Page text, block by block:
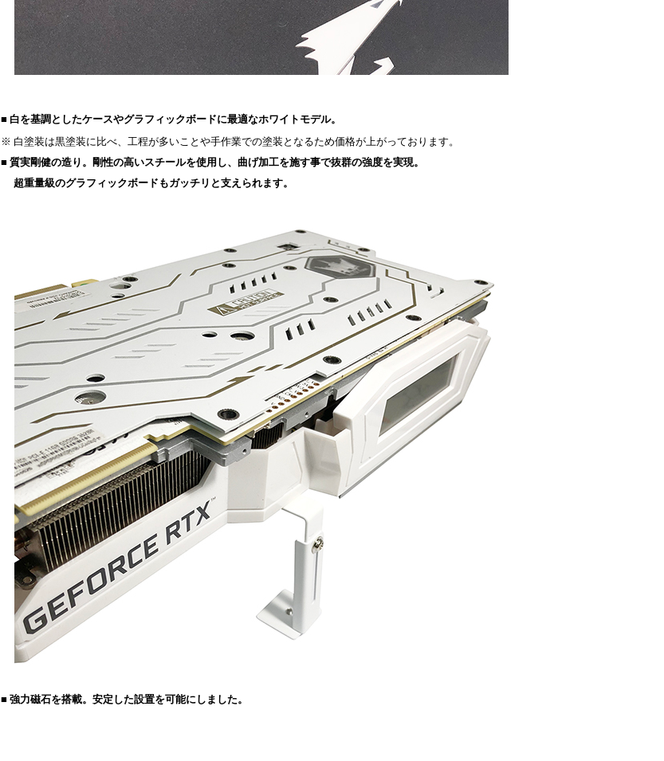
■ 白を基調としたケースやグラフィックボードに最適なホワイトモデル。
※ 白塗装は黒塗装に比べ、工程が多いことや手作業での塗装となるため価格が上がっております。
■ 質実剛健の造り。
剛性の高いスチールを使用し、曲げ加工を施す事で抜群の強度を実現。
超重量級のグラフィックボードもガッチリと支えられます。
■ 強力磁石を搭載。安定した設置を可能にしました。